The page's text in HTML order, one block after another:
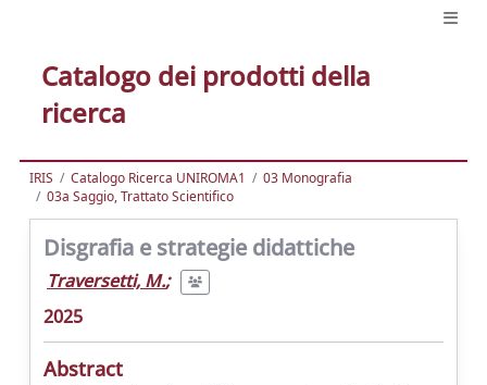
Catalogo dei prodotti della
ricerca
IRIS Catalogo Ricerca UNIROMA1
03 Monografia
03a Saggio, Trattato Scientifico
Disgrafia e strategie didattiche
Traversetti, M.;
2025
Abstract